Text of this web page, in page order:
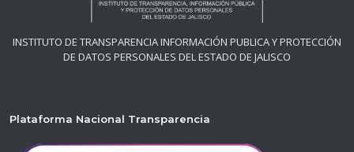
INSTITUTO DE TRANSPARENCIA INFORMACIÓN PUBLICA Y PROTECCIÓN
DE DATOS PERSONALES DEL ESTADO DE JALISCO
Plataforma Nacional Transparencia